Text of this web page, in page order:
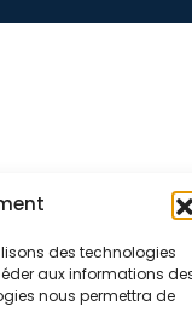
des technologies
aux informations
nous permettra de